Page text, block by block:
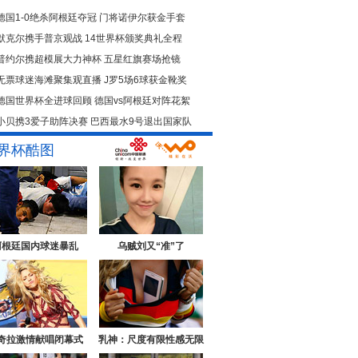
国1-0绝杀阿根廷夺冠 门将诺伊尔获金手套
克尔携手普京观战 14世界杯颁奖典礼全程
约尔携超模展大力神杯 五星红旗赛场抢镜
票球迷海滩聚集观直播 J罗5场6球获金靴奖
国世界杯全进球回顾 德国vs阿根廷对阵花絮
贝携3爱子助阵决赛 巴西最水9号退出国家队
杯酷图
廷国内球迷暴乱 乌贼刘又“准”了
拉激情献唱闭幕式 乳神：尺度有限性感无限